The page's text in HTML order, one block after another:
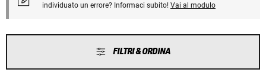
individuato un errore? Informaci subito! Vai al modulo
FILTRI & ORDINA